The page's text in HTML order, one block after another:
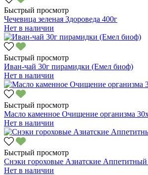
Быстрый просмотр
Чечевица зеленая Здороведа 400г
Нет в наличии
Быстрый просмотр
Иван-чай 30г пирамидки (Емел биоф)
Нет в наличии
Быстрый просмотр
Масло каменное Очищение организма
Нет в наличии
Быстрый просмотр
Снэки гороховые Азиатские Аппетитный
Нет в наличии